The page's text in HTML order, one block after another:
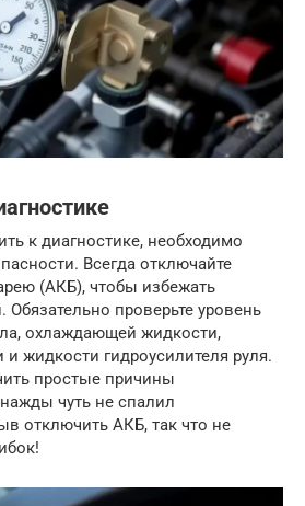
к диагностике, необходимо
Всегда отключайте
(АКБ), чтобы избежать
проверьте уровень
охлаждающей жидкости,
жидкости гидроусилителя руля.
простые причины
чуть не спалил
отключить АКБ, так что не